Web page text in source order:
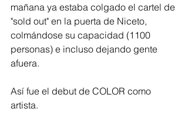
mañana ya estaba colgado el cartel de
"sold out" en la puerta de Niceto,
colmándose su capacidad (1100
personas) e incluso dejando gente
afuera.
Así fue el debut de COLOR como
artista.